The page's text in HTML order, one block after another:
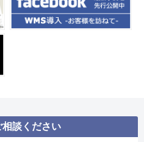
相談ください